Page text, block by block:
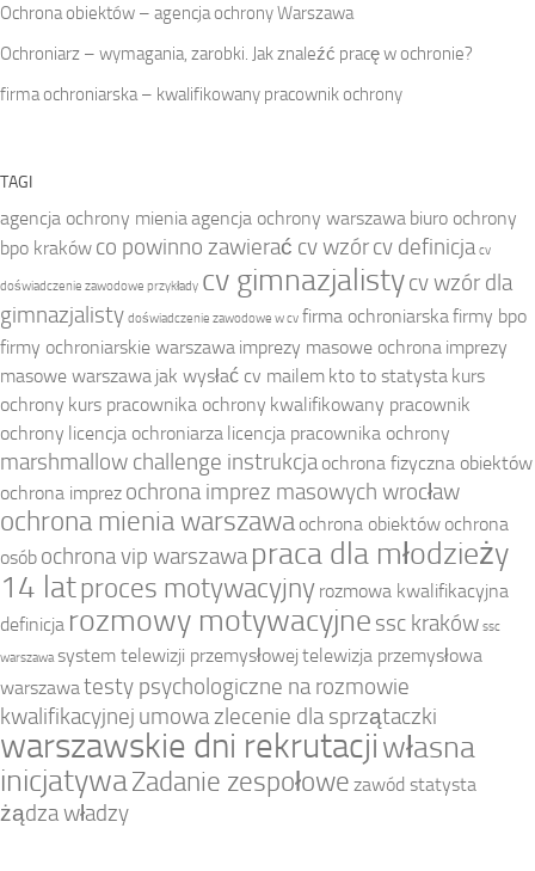
Ochrona obiektów – agencja ochrony Warszawa
Ochroniarz – wymagania, zarobki. Jak znaleźć pracę w ochronie?
firma ochroniarska – kwalifikowany pracownik ochrony
TAGI
agencja ochrony mienia agencja ochrony warszawa biuro ochrony
bpo kraków co powinno zawierać cv wzórcv definicja cv
doświadczenie zawodowe przykłady cv gimnazjalistycv wzór dla
gimnazjalisty doświadczenie zawodowe w cv firma ochroniarska firmy bpo
firmy ochroniarskie warszawa imprezy masowe ochrona imprezy
masowe warszawa jak wysłać cv mailem kto to statysta kurs
ochrony kurs pracownika ochrony kwalifikowany pracownik
ochrony licencja ochroniarza licencja pracownika ochrony
marshmallow challenge instrukcja ochrona fizyczna obiektów
ochrona imprez ochrona imprez masowych wrocław
ochrona mienia warszawa ochrona obiektów ochrona
osób ochrona vip warszawa praca dla młodzieży
14 latproces motywacyjny rozmowa kwalifikacyjna
definicja rozmowy motywacyjne ssc kraków ssc
warszawa system telewizji przemysłowej telewizja przemysłowa
warszawa testy psychologiczne na rozmowie
kwalifikacyjnej umowa zlecenie dla sprzątaczki
warszawskie dni rekrutacjiwłasna
inicjatywaZadanie zespołowe zawód statysta
żądza władzy